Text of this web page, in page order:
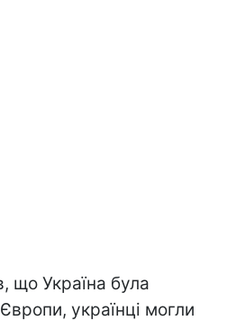
що Україна була
українці могли